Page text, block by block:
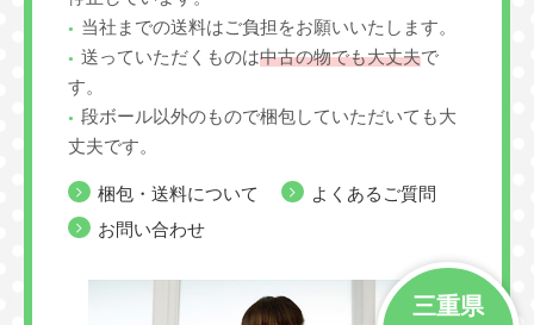
当社までの送料はご負担をお願いいたします。
送っていただくものは中古の物でも大丈夫で
す。
段ボール以外のもので梱包していただいても大
丈夫です。
梱包・送料について
よくあるご質問
お問い合わせ
三重県